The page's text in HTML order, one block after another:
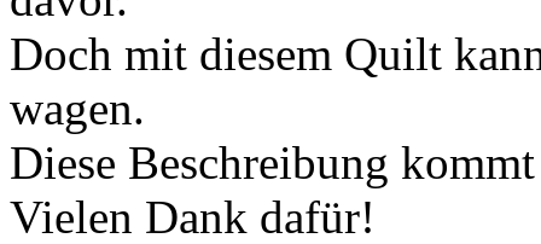
Doch mit diesem Quilt
wagen.
Diese Beschreibung
Vielen Dank dafür!